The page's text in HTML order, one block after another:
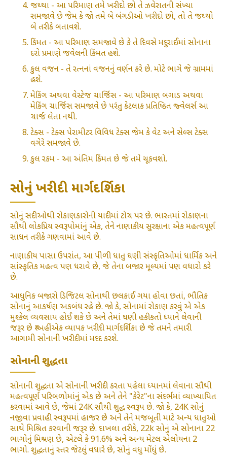
જથ્થા - આ પરિમાણ તમે ખરીદો છો તે ઝવેરાતની સંખ્યા
સમજાવે છે જેમ કે જો તમે બે બંગડીઓ ખરીદો છો, તો તે જથ્થો
બે તરીકે બતાવશે.
કિંમત - આ પરિમાણ સમજાવે છે કે તે દિવસે મદુરાઈમાં સોનાના
દરો પ્રમાણે જવેલની કિંમત હશે.
કુલ વજન - તે રત્નનાં વજનનું વર્ણન કરે છે. મોટે ભાગે જે ગ્રામમાં
હશે.
મેકિંગ અથવા વેસ્ટેજ ચાર્જિસ - આ પરિમાણ બગાડ અથવા
મેકિંગ ચાર્જિસ સમજાવે છે પરંતુ કેટલાક પ્રતિષ્ઠિત જ્વેલર્સ આ
ચાર્જ લેતા નથી.
ટેક્સ - ટેક્સ પેરામીટર વિવિધ ટેક્સ જેમ કે વેટ અને સેલ્સ ટેક્સ
વગેરે સમજાવે છે.
કુલ રકમ - આ અંતિમ કિંમત છે જે તમે ચૂકવશો.
સોનું ખરીદી માર્ગદર્શિકા
સોનું સદીઓથી રોકાણકારોની યાદીમાં ટોચ પર છે. ભારતમાં રોકાણના
સૌથી લોકપ્રિય સ્વરૂપોમાંનું એક, તેને નાણાકીય સુરક્ષાના એક મહત્વપૂર્ણ
સાધન તરીકે ગણવામાં આવે છે.
નાણાકીય પાસા ઉપરાંત, આ પીળી ધાતુ ઘણી સંસ્કૃતિઓમાં ધાર્મિક અને
સાંસ્કૃતિક મહત્વ પણ ધરાવે છે, જે તેના બજાર મૂલ્યમાં પણ વધારો કરે
છે.
આધુનિક બજારો ડિજિટલ સોનાથી છલકાઈ ગયા હોવા છતાં, ભૌતિક
સોનાનું આકર્ષણ અકબંધ રહે છે. જો કે, સોનામાં રોકાણ કરવું એ એક
મુશ્કેલ વ્યવસાય હોઈ શકે છે અને તેમાં ઘણી હકીકતો ધ્યાને લેવાની
જરૂર છે ₹ અહીં એક વ્યાપક ખરીદી માર્ગદર્શિકા છે જે તમને તમારી
આગામી સોનાની ખરીદીમાં મદદ કરશે.
સોનાની શુદ્ધતા
સોનાની શુદ્ધતા એ સોનાની ખરીદી કરતા પહેલા ધ્યાનમાં લેવાના સૌથી
મહત્વપૂર્ણ પરિબળોમાંનું એક છે અને તેને "કેરેટ"ના સંદર્ભમાં વ્યાખ્યાયિત
કરવામાં આવે છે, જેમાં 24K સૌથી શુદ્ધ સ્વરૂપ છે. જો કે, 24K સોનું
નજીવા પ્રવાહી સ્વરૂપમાં હાજર છે અને તેને મજબૂતી માટે અન્ય ધાતુઓ
સાથે મિશ્રિત કરવાની જરૂર છે. દાખલા તરીકે, 22k સોનું એ સોનાના 22
ભાગોનું મિશ્રણ છે, એટલે કે 91.6% અને અન્ય મેટલ એલોયના 2
ભાગો. શુદ્ધતાનું સ્તર જેટલું વધારે છે, સોનું વધુ મોંઘું છે.